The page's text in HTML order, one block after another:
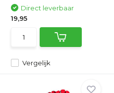
Vergelijk
Direct leverbaar
19,95